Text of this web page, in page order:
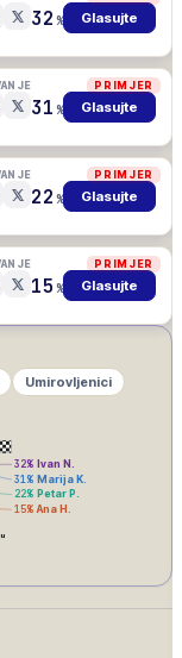
32 % Glasujte
PRIMJER
31 % Glasujte
PRIMJER
22 % Glasujte
PRIMJER
15 % Glasujte
Umirovljenici
32% Ivan N.
31% Marija K.
22% Petar P.
15% Ana H.